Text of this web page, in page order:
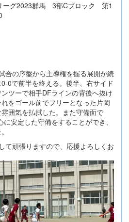
ーグ2023群馬 3部Cブロック 第1
合の序盤から主導権を握る展開が続
0で前半を終える。後半、右サイド
ツーで相手DFラインの背後へ抜け
をゴール前でフリーとなった片岡
囲気を払拭した。また守備面で
安定した守備をすることができ、
て頑張りますので、応援よろしくお